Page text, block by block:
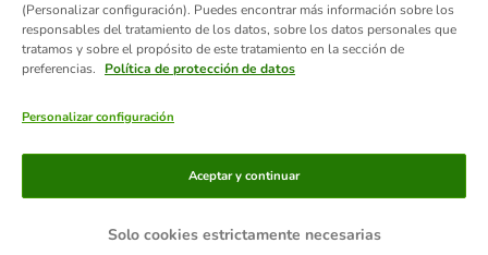
Métodos de pago
Contra-reembolso Transferencia
(Personalizar configuración). Puedes encontrar más información sobre los
responsables del tratamiento de los datos, sobre los datos personales que
tratamos y sobre el propósito de este tratamiento en la sección de
preferencias.
Política de protección de datos
Personalizar configuración
Solo cookies estrictamente necesarias
Aceptar y continuar